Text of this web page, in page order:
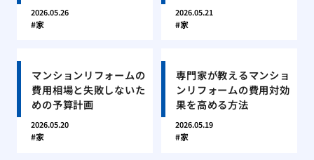
2026.05.26
家
2026.05.21
家
マンションリフォームの
費用相場と失敗しないた
めの予算計画
2026.05.20
家
専門家が教えるマンショ
ンリフォームの費用対効
果を高める方法
2026.05.19
家